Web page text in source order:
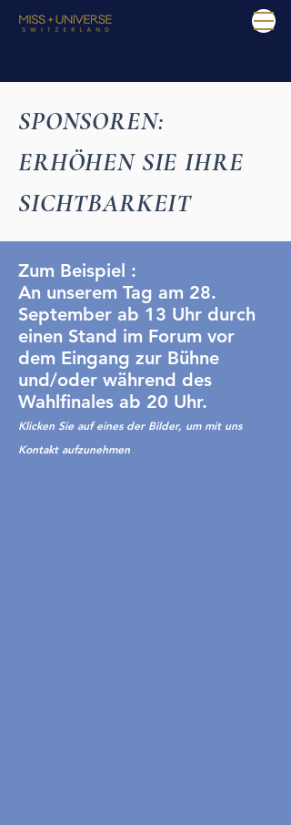
SPONSOREN:
ERHÖHEN SIE IHRE
SICHTBARKEIT
Zum Beispiel :
An unserem Tag am 28.
September ab 13 Uhr durch
einen Stand im Forum vor
dem Eingang zur Bühne
und/oder während des
Wahlfinales ab 20 Uhr.
Klicken Sie auf eines der Bilder, um mit uns
Kontakt aufzunehmen